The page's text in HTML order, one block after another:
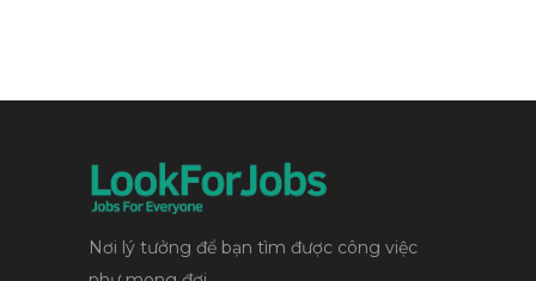
Nơi lý tưởng để bạn tìm được công việc